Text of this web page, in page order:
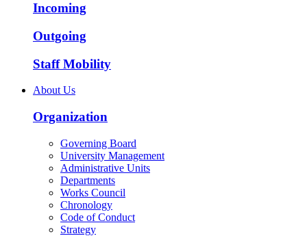
Incoming
Outgoing
Staff Mobility
About Us
Organization
Governing Board
University Management
Administrative Units
Departments
Works Council
Chronology
Code of Conduct
Strategy